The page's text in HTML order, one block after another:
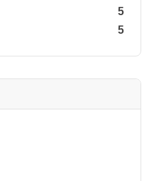
5
5